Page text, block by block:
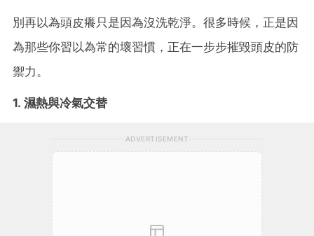
別再以為頭皮癢只是因為沒洗乾淨。很多時候，正是因
為那些你習以為常的壞習慣，正在一步步摧毀頭皮的防
禦力。
1. 濕熱與冷氣交替
ADVERTISEMENT